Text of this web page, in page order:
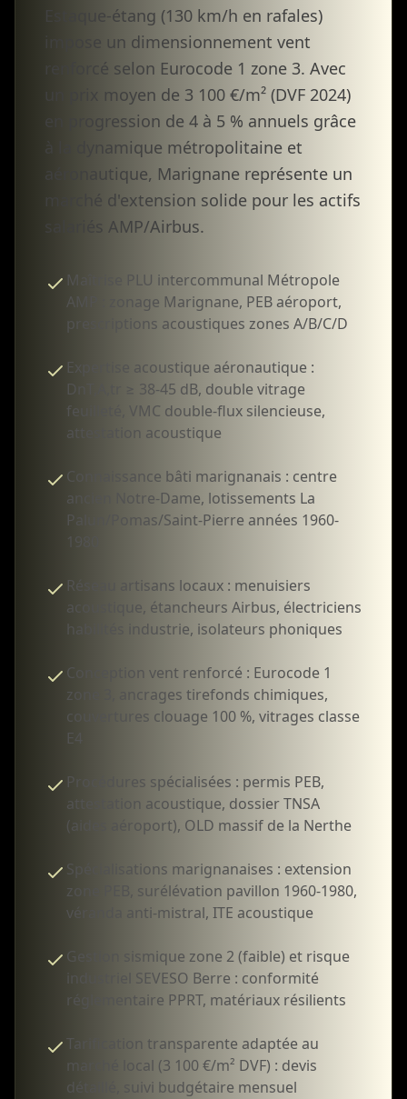
Estaque-étang (130 km/h en rafales)
impose un dimensionnement vent
renforcé selon Eurocode 1 zone 3. Avec
un prix moyen de 3 100 €/m² (DVF 2024)
en progression de 4 à 5 % annuels grâce
à la dynamique métropolitaine et
aéronautique, Marignane représente un
marché d'extension solide pour les actifs
salariés AMP/Airbus.
Maîtrise PLU intercommunal Métropole
AMP : zonage Marignane, PEB aéroport,
prescriptions acoustiques zones A/B/C/D
Expertise acoustique aéronautique :
DnT,A,tr ≥ 38-45 dB, double vitrage
feuilleté, VMC double-flux silencieuse,
attestation acoustique
Connaissance bâti marignanais : centre
ancien Notre-Dame, lotissements La
Palun/Pomas/Saint-Pierre années 1960-
1980
Réseau artisans locaux : menuisiers
acoustique, étancheurs Airbus, électriciens
habilités industrie, isolateurs phoniques
Conception vent renforcé : Eurocode 1
zone 3, ancrages tirefonds chimiques,
couvertures clouage 100 %, vitrages classe
E4
Procédures spécialisées : permis PEB,
attestation acoustique, dossier TNSA
(aides aéroport), OLD massif de la Nerthe
Spécialisations marignanaises : extension
zone PEB, surélévation pavillon 1960-1980,
véranda anti-mistral, ITE acoustique
Gestion sismique zone 2 (faible) et risque
industriel SEVESO Berre : conformité
réglementaire PPRT, matériaux résilients
Tarification transparente adaptée au
marché local (3 100 €/m² DVF) : devis
détaillé, suivi budgétaire mensuel